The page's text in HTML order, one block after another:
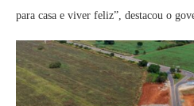
para casa e viver feliz”, destacou o